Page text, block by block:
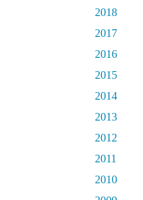
2018
2017
2016
2015
2014
2013
2012
2011
2010